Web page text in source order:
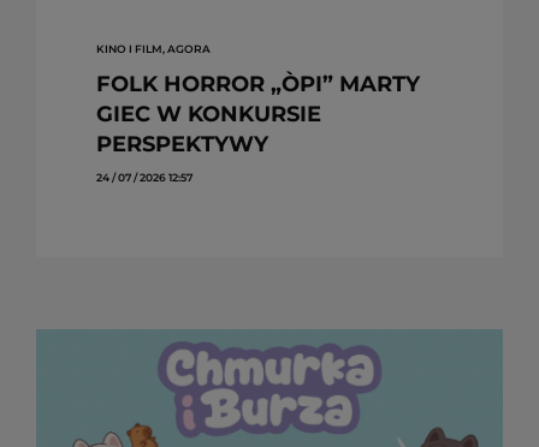
KINO I FILM, AGORA
FOLK HORROR „ÒPI” MARTY
GIEC W KONKURSIE
PERSPEKTYWY
24 / 07 / 2026 12:57